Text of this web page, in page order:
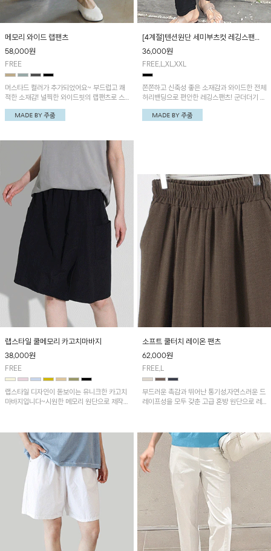
메모리 와이드 랩팬츠
58,000원
FREE
머스타드 컬러가 추가되었어요~ 부드럽고 쾌
적한 소재감! 널찍한 와이드핏의 랩팬츠로 스
타일리시해요!
[4계절]텐션원단 세미부츠컷 레깅스팬
츠/4계절 선택가능
36,000원
FREE,L,XL,XXL
쫀쫀하고 신축성 좋은 소재감과 와이드한 전체
허리밴딩으로 편안한 레깅스팬츠! 군더더기 없
이 깔끔한 라인에 체형커버에도 효과적이라 손
이 자주 갈 아이템이에요!
랩스타일 쿨메모리 카고치마바지
38,000원
FREE
랩스타일 디자인이 돋보이는 유니크한 카고치
마바지입니다~시원한 메모리 원단으로 제작
소프트 쿨터치 레이온 팬츠
62,000원
FREE,L
부드러운 촉감과 뛰어난 통기성,자연스러운 드
레이프성을 모두 갖춘 고급 혼방 원단으로 레